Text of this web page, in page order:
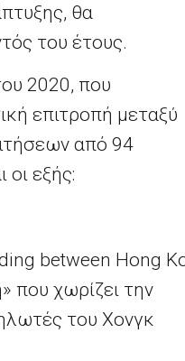
θα
του έτους.
2020, που
επιτροπή μεταξύ
από 94
οι εξής:
between Hong
που χωρίζει την
του Χονγκ